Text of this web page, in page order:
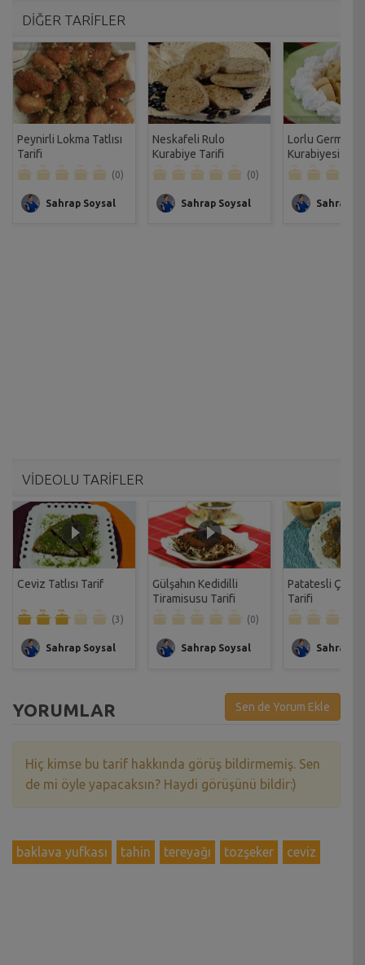
DİĞER TARİFLER
Peynirli Lokma Tatlısı
Tarifi
(0)
Sahrap Soysal
Neskafeli Rulo
Kurabiye Tarifi
(0)
Sahrap Soysal
Lorlu
Kurabiyesi
Sahrap
VİDEOLU TARİFLER
Ceviz Tatlısı Tarif
(3)
Sahrap Soysal
Gülşahın Kedidilli
Tiramisusu Tarifi
(0)
Sahrap Soysal
Patatesli Çıtır
Tarifi
Sahrap
YORUMLAR Sen de Yorum Ekle
Hiç kimse bu tarif hakkında görüş bildirmemiş. Sen
de mi öyle yapacaksın? Haydi görüşünü bildir:)
baklava yufkası tahin tereyağı tozşeker ceviz